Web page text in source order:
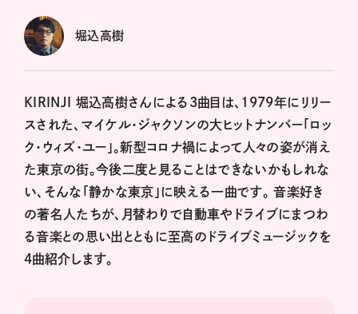
堀込高樹
KIRINJI 堀込高樹さんによる3曲目は、1979年にリリー
スされた、マイケル・ジャクソンの大ヒットナンバー「ロッ
ク・ウィズ・ユー」。新型コロナ禍によって人々の姿が消え
た東京の街。今後二度と見ることはできないかもしれな
い、そんな「静かな東京」に映える一曲です。 音楽好き
の著名人たちが、月替わりで自動車やドライブにまつわ
る音楽との思い出とともに至高のドライブミュージックを
4曲紹介します。